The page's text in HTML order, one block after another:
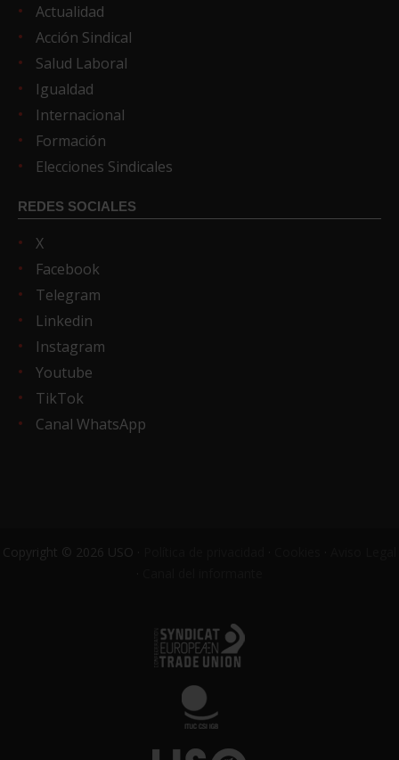
Actualidad
Acción Sindical
Salud Laboral
Igualdad
Internacional
Formación
Elecciones Sindicales
REDES SOCIALES
X
Facebook
Telegram
Linkedin
Instagram
Youtube
TikTok
Canal WhatsApp
Copyright © 2026 USO ·